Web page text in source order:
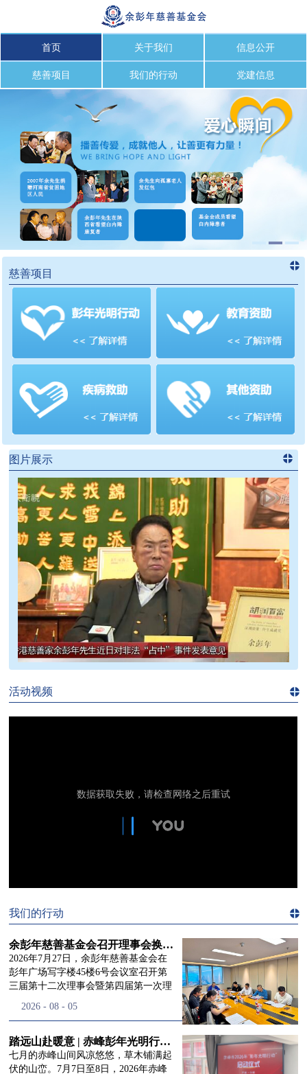
首页 关于我们 信息公开
慈善项目 我们的行动 党建信息
慈善项目
进入慈
>>
图片展示
建信息
频道
活动视频
我们的行动
余彭年慈善基金会召开理事会换届会议
2026年7月27日，余彭年慈善基金会在
彭年广场写字楼45楼6号会议室召开第
三届第十二次理事会暨第四届第一次理
徐滨先生；副理事长兼秘书长彭志兵先
生、李玲辉先生、郭启兴先生及梅鑫先
生，现场列席人员:监事孙海跃先生，联
合党支部书记曾层同志。本次会议由理
2026 - 08 - 05
踏远山赴暖意 | 赤峰彭年光明行动启程，入户回访接住乡亲眼底的光亮
七月的赤峰山间风凉悠悠，草木铺满起
伏的山峦。7月7日至8日，2026年赤峰
们的行
动